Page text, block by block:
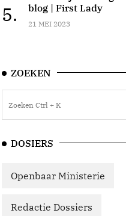
5.
blog | First Lady
21 MEI 2023
ZOEKEN
DOSIERS
Openbaar Ministerie
Redactie Dossiers